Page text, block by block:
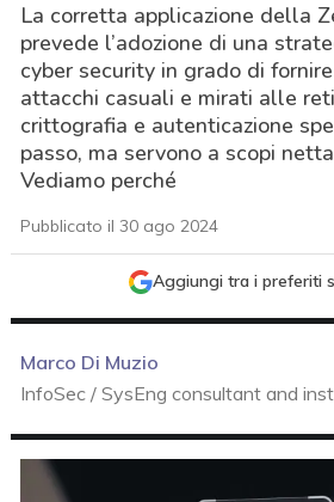
La corretta applicazione della
prevede l’adozione di una
cyber security in grado di
attacchi casuali e mirati alle
crittografia e autenticazione
passo, ma servono a scopi
Vediamo perché
Pubblicato il 30 ago 2024
Aggiungi tra i preferiti
Marco Di Muzio
InfoSec / SysEng consultant and